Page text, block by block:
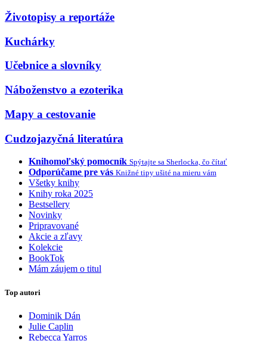
Životopisy a reportáže
Kuchárky
Učebnice a slovníky
Náboženstvo a ezoterika
Mapy a cestovanie
Cudzojazyčná literatúra
Knihomoľský pomocník Spýtajte sa Sherlocka, čo čítať
Odporúčame pre vás Knižné tipy ušité na mieru vám
Všetky knihy
Knihy roka 2025
Bestsellery
Novinky
Pripravované
Akcie a zľavy
Kolekcie
BookTok
Mám záujem o titul
Top autori
Dominik Dán
Julie Caplin
Rebecca Yarros